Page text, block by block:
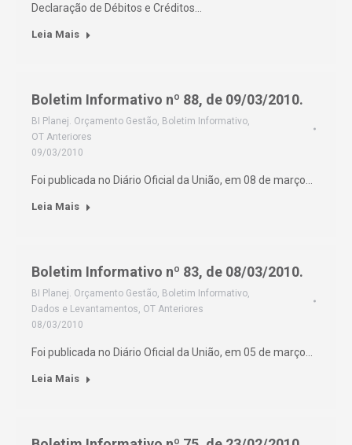
Declaração de Débitos e Créditos…
Leia Mais
Boletim Informativo nº 88, de 09/03/2010.
BI Planej. Orçamento Gestão, Boletim Informativo,
OT Anteriores
09/03/2010
Foi publicada no Diário Oficial da União, em 08 de março…
Leia Mais
Boletim Informativo nº 83, de 08/03/2010.
BI Planej. Orçamento Gestão, Boletim Informativo,
Dados e Levantamentos, OT Anteriores
08/03/2010
Foi publicada no Diário Oficial da União, em 05 de março…
Leia Mais